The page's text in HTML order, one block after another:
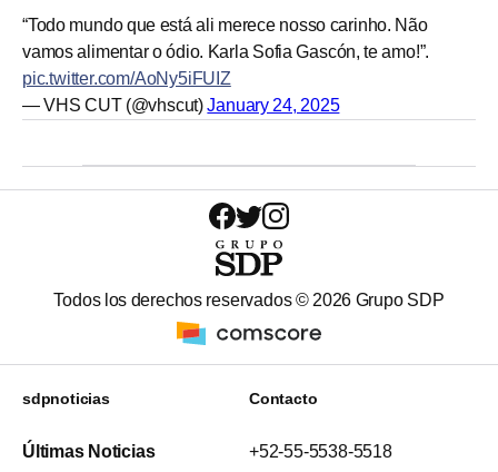
“Todo mundo que está ali merece nosso carinho. Não
vamos alimentar o ódio. Karla Sofia Gascón, te amo!”.
pic.twitter.com/AoNy5iFUIZ
— VHS CUT (@vhscut)January 24, 2025
Todos los derechos reservados © 2026 Grupo SDP
sdpnoticias
Últimas Noticias
Contacto
+52-55-5538-5518